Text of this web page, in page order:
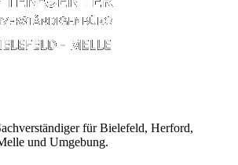
für Bielefeld, Herford,
und Umgebung.